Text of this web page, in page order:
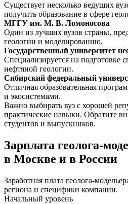
Существует несколько ведущих
получить образование в сфере
МГГУ им. М. В. Ломоносова
Один из лучших вузов страны,
геологии и моделированию.
Государственный университет
Специализируется на подготовке
нефтяной геологии.
Сибирский федеральный
Отличная образовательная
и экосистемами.
Важно выбирать вуз с хорошей
практические навыки. Обратите
студентов и выпускников.
Зарплата геолога-
в Москве и в России
Заработная плата геолога-
региона и специфики компании.
Начальный уровень